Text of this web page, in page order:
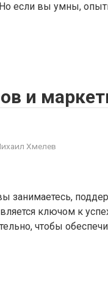
Но если вы умны,
и
Хмелев
занимаетесь,
ключом к
чтобы